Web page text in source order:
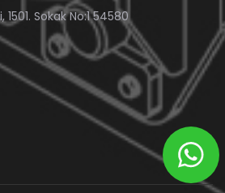
Sokak No:1 54580